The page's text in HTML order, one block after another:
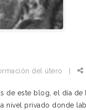
del útero
de este blog, el día
nivel privado donde